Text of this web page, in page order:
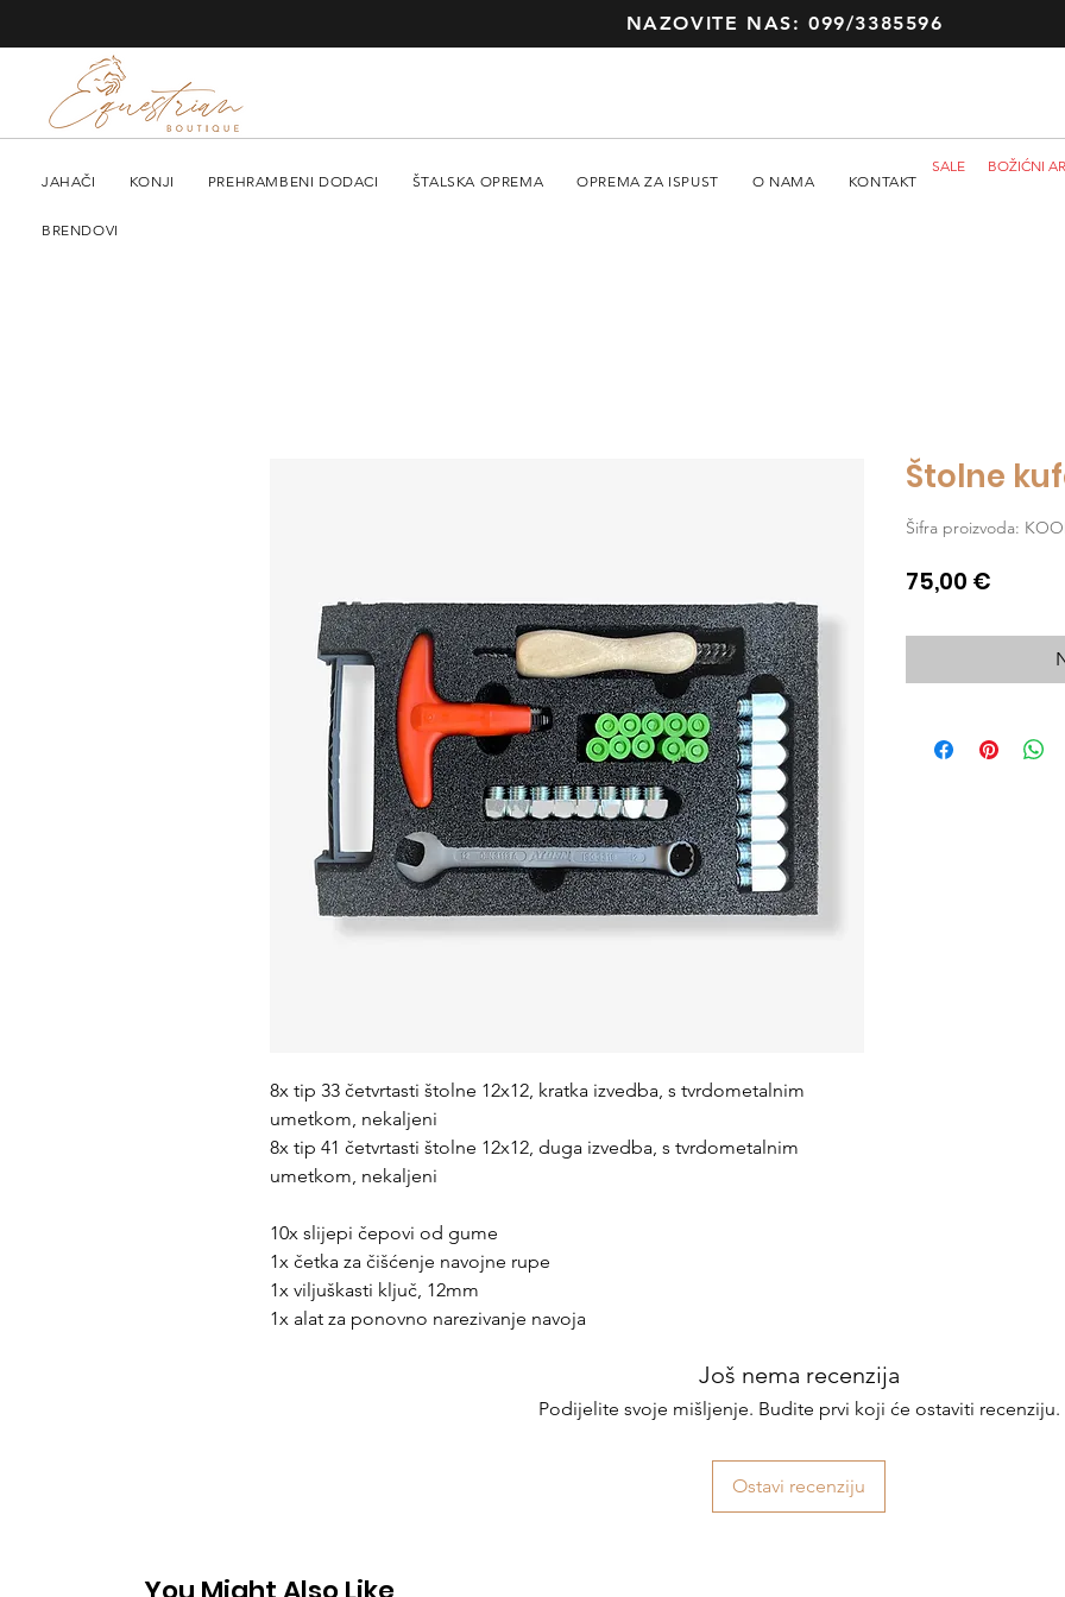
NAZOVITE NAS: 099/3385596
JAHAČI KONJI PREHRAMBENI DODACI ŠTALSKA OPREMA OPREMA ZA ISPUST O NAMA KONTAKT
BRENDOVI
SALE BOŽIĆNI
8x tip 33 četvrtasti štolne 12x12, kratka izvedba, s tvrdometalnim
umetkom, nekaljeni
8x tip 41 četvrtasti štolne 12x12, duga izvedba, s tvrdometalnim
umetkom, nekaljeni
10x slijepi čepovi od gume
1x četka za čišćenje navojne rupe
1x viljuškasti ključ, 12mm
1x alat za ponovno narezivanje navoja
Štolne
Šifra proizvoda:
75,00 €
Još nema recenzija
Podijelite svoje mišljenje. Budite prvi koji će ostaviti recenziju.
Ostavi recenziju